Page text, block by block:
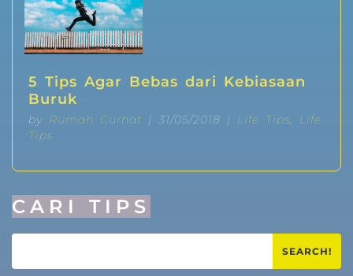
5 Tips Agar Bebas dari Kebiasaan
Buruk
by Rumah Curhat | 31/05/2018 | Life Tips, Life
Tips
CARI TIPS
SEARCH!